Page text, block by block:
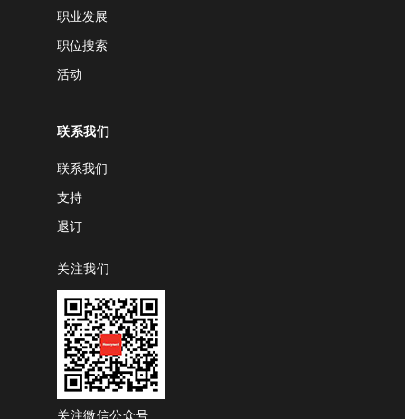
职业发展
职位搜索
活动
联系我们
联系我们
支持
退订
关注我们
关注微信公众号